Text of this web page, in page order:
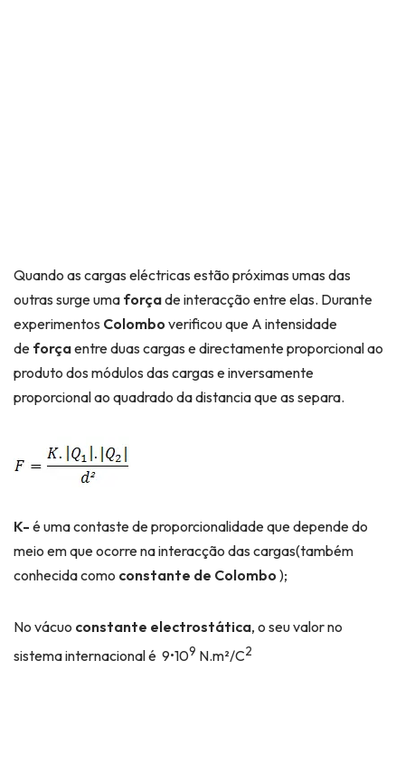
Quando as cargas eléctricas estão próximas umas das
outras surge uma forçade interacção entre elas. Durante
experimentos Colombo verificou que A intensidade
de forçaentre duas cargas e directamente proporcional ao
produto dos módulos das cargas e inversamente
proporcional ao quadrado da distancia que as separa.
K- é uma contaste de proporcionalidade que depende do
meio em que ocorre na interacção das cargas(também
conhecida como constante de Colombo );
No vácuo constante electrostática, o seu valor no
sistema internacional é 9•109 N.m²/C2